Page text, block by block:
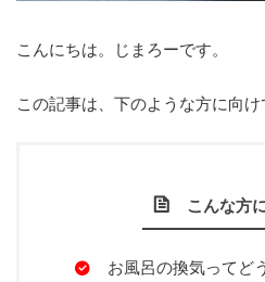
こんにちは。じまろーです。
この記事は、下のような方に向け
こんな方
お風呂の換気ってど